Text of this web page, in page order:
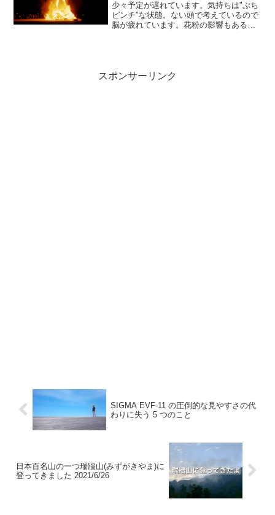
少々予定が遅れています。気持ちは"ぷち
ピンチ"な状態。ない頭で考えているので
脳が疲れています。花粉の影響もあるん
スポンサーリンク
SIGMA EVF-11 の圧倒的な見やすさの代
わりに失う 5 つのこと
日本百名山の一つ瑞牆山(みずがきやま)に
登ってきました 2021/6/26